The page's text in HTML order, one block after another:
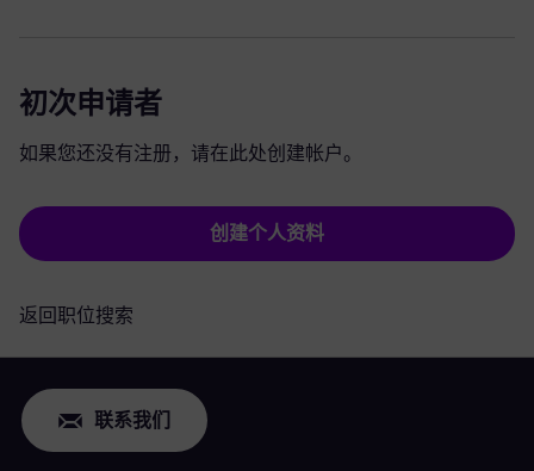
初次申请者
如果您还没有注册，请在此处创建帐户。
创建个人资料
返回职位搜索
联系我们